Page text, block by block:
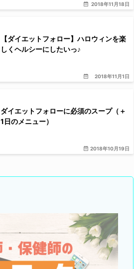
2018年11月18日
2018年11月1日
【ダイエットフォロー】ハロウィンを楽
しくヘルシーにしたいっ♪
2018年10月19日
ダイエットフォローに必須のスープ（＋
1日のメニュー）